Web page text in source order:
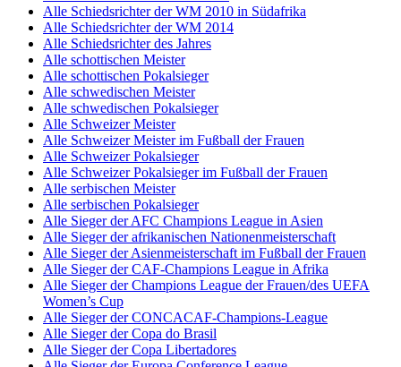
Alle Schiedsrichter der WM 2010 in Südafrika
Alle Schiedsrichter der WM 2014
Alle Schiedsrichter des Jahres
Alle schottischen Meister
Alle schottischen Pokalsieger
Alle schwedischen Meister
Alle schwedischen Pokalsieger
Alle Schweizer Meister
Alle Schweizer Meister im Fußball der Frauen
Alle Schweizer Pokalsieger
Alle Schweizer Pokalsieger im Fußball der Frauen
Alle serbischen Meister
Alle serbischen Pokalsieger
Alle Sieger der AFC Champions League in Asien
Alle Sieger der afrikanischen Nationenmeisterschaft
Alle Sieger der Asienmeisterschaft im Fußball der Frauen
Alle Sieger der CAF-Champions League in Afrika
Alle Sieger der Champions League der Frauen/des UEFA
Women’s Cup
Alle Sieger der CONCACAF-Champions-League
Alle Sieger der Copa do Brasil
Alle Sieger der Copa Libertadores